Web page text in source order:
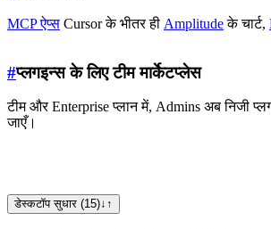
MCP ऐप्स Cursor के भीतर ही Amplitudeके चार्ट,
#प्लगइन्स के लिए टीम मार्केटप्लेस
टीम और Enterprise प्लान में, Admins अब निजी
जाएँ।
डेस्कटॉप सुधार (15)↓ ↑